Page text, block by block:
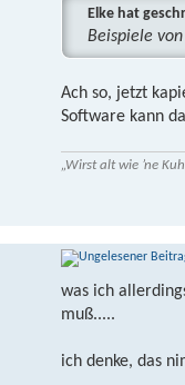
Elke hat
Beispiele
Ach so, jetzt
Software kann
„Wirst alt wie ’ne
was ich
muß.....
ich denke, das